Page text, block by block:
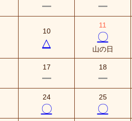
ー ー
10
△
11
〇
山の日
17
ー
18
ー
24
〇
25
〇